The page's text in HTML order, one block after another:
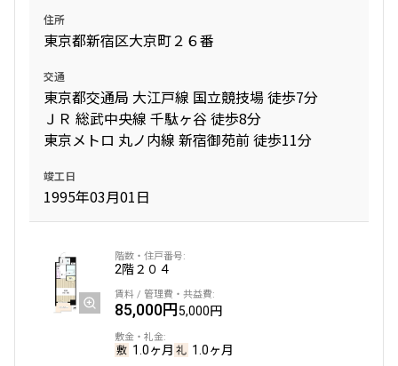
間取り
1R〜1K
1DK〜1LDK
2LDK
4LDK〜
専有面積
指定なし
新築
1年以内
3年以内
10年以内
20年以内
30年以内
住所
東京都新宿区大京町２６番
交通
東京都交通局 大江戸線 国立競技場 徒歩7分
ＪＲ 総武中央線 千駄ヶ谷 徒歩8分
東京メトロ 丸ノ内線 新宿御苑前 徒歩11分
竣工日
1995年03月01日
2階２０４
85,000円5,000円
1.0ヶ月 1.0ヶ月